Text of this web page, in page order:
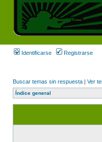
Identificarse Registrarse
Buscar temas sin respuesta | Ver
Índice general